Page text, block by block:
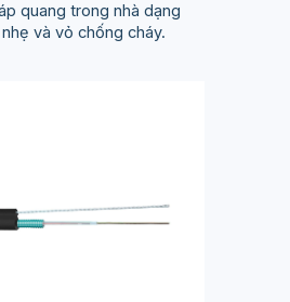
quang trong nhà dạng
và vỏ chống cháy.